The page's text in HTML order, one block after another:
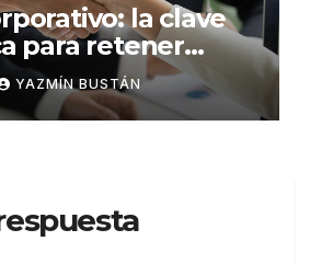
la clave
para retener
Ecuador
YAZMÍN BUSTÁN